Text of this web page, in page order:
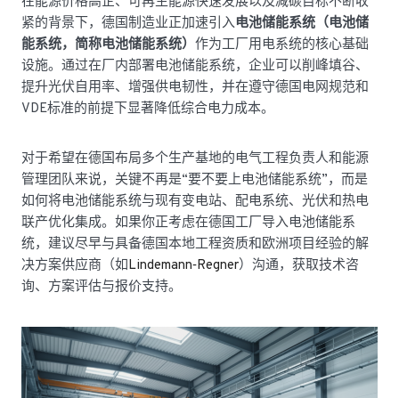
紧的背景下，德国制造业正加速引入电池储能系统（电池储
能系统，简称电池储能系统） 作为工厂用电系统的核心基础
设施。通过在厂内部署电池储能系统，企业可以削峰填谷、
提升光伏自用率、增强供电韧性，并在遵守德国电网规范和
VDE标准的前提下显著降低综合电力成本。
对于希望在德国布局多个生产基地的电气工程负责人和能源
管理团队来说，关键不再是“要不要上电池储能系统”，而是
如何将电池储能系统与现有变电站、配电系统、光伏和热电
联产优化集成。如果你正考虑在德国工厂导入电池储能系
统，建议尽早与具备德国本地工程资质和欧洲项目经验的解
决方案供应商（如Lindemann‑Regner）沟通，获取技术咨
询、方案评估与报价支持。